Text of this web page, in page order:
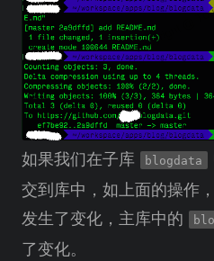
如果我们在子库 blogdata
交到库中，如上面的操作
发生了变化，主库中的
了变化。